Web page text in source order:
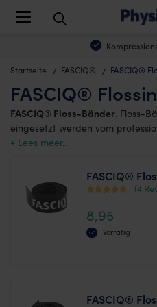
Toggle navigation
Startseite FASCIQ® FASCIQ®
FASCIQ®
FASCIQ® Floss-Bänder. Floss-
eingesetzt werden vom
Mobilisierung der Faszien und
FASCIQ®
mit
4
von 5
(4
8,95
Vorrätig
FASCIQ®